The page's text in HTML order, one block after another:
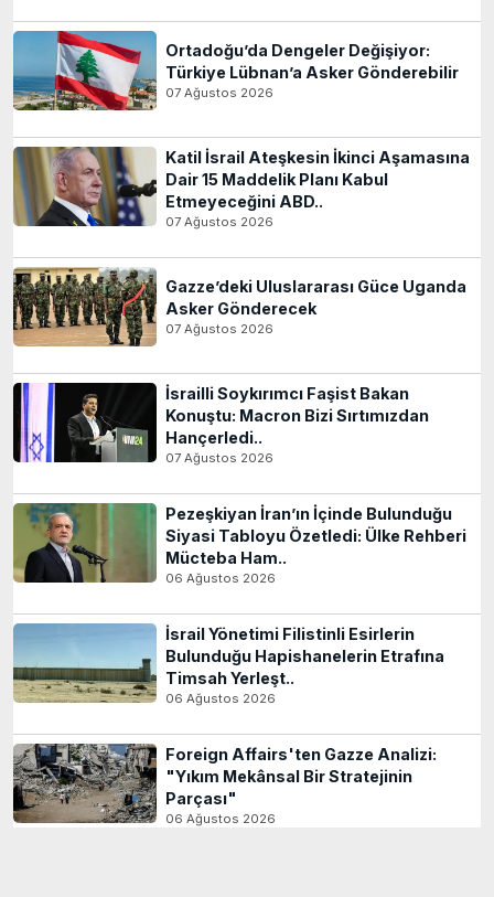
Ortadoğu’da Dengeler Değişiyor:
Türkiye Lübnan’a Asker Gönderebilir
07 Ağustos 2026
Katil İsrail Ateşkesin İkinci Aşamasına
Dair 15 Maddelik Planı Kabul
Etmeyeceğini ABD..
07 Ağustos 2026
Gazze’deki Uluslararası Güce Uganda
Asker Gönderecek
07 Ağustos 2026
İsrailli Soykırımcı Faşist Bakan
Konuştu: Macron Bizi Sırtımızdan
Hançerledi..
07 Ağustos 2026
Pezeşkiyan İran’ın İçinde Bulunduğu
Siyasi Tabloyu Özetledi: Ülke Rehberi
Mücteba Ham..
06 Ağustos 2026
İsrail Yönetimi Filistinli Esirlerin
Bulunduğu Hapishanelerin Etrafına
Timsah Yerleşt..
06 Ağustos 2026
Foreign Affairs'ten Gazze Analizi:
"Yıkım Mekânsal Bir Stratejinin
Parçası"
06 Ağustos 2026